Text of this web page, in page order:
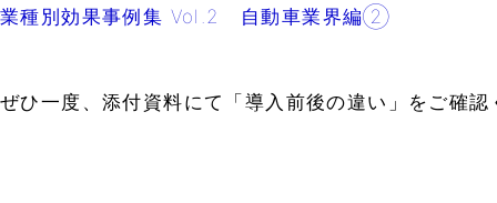
業種別効果事例集 Vol.2 自動車業界編②
ぜひ一度、添付資料にて「導入前後の違い」をご確認